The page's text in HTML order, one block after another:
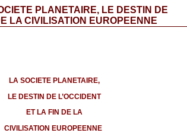
PLANETAIRE, LE DESTIN DE
LA CIVILISATION EUROPEENNE
LA SOCIETE PLANETAIRE,
LE DESTIN DE L’OCCIDENT
ET LA FIN DE LA
CIVILISATION EUROPEENNE